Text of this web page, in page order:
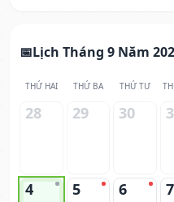
Lịch Tháng 9 Năm
THỨ HAI THỨ BA THỨ TƯ
28 29 30
4 5 6 7